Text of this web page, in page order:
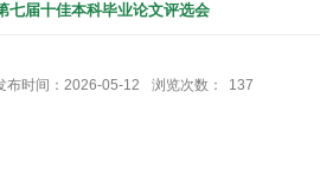
七届十佳本科毕业论文评选会
布时间：2026-05-12 浏览次数： 137